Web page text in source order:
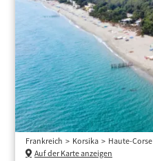
Frankreich Korsika Haute-Corse
Auf der Karte anzeigen